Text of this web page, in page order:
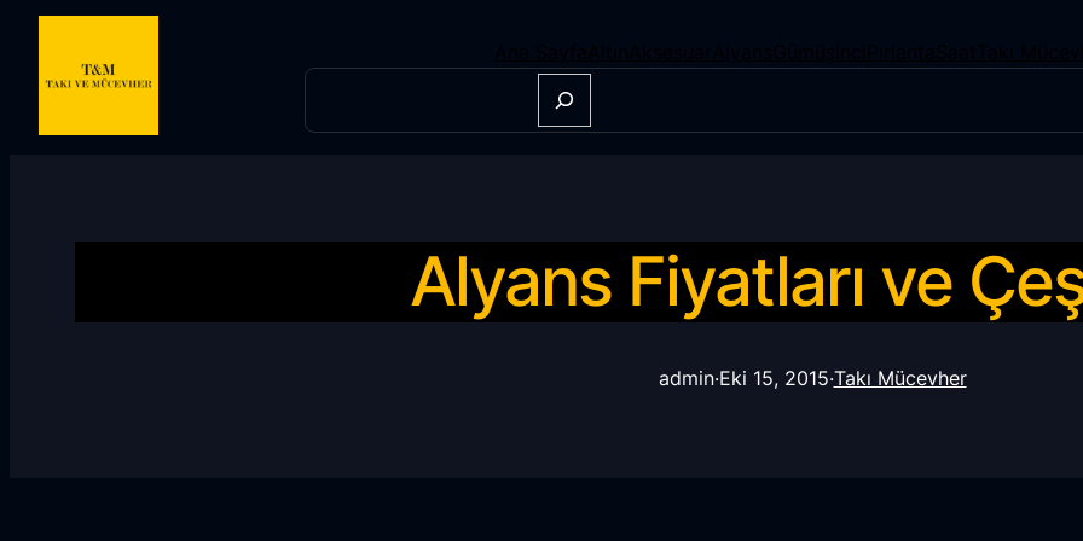
Ara
Alyans Fiyatları ve
admin·Eki 15, 2015·Takı Mücevher